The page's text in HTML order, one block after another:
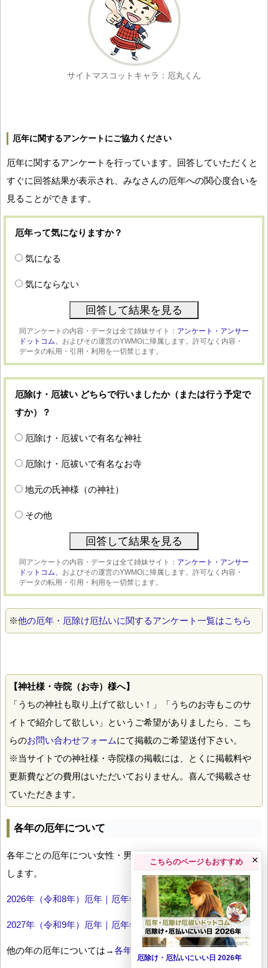
サイトマスコットキャラ：厄丸くん
厄年に関するアンケートにご協力ください
厄年に関するアンケートを行っています。回答していただくと
すぐに回答結果が表示され、みなさんの厄年への関心度合いを
見ることができます。
厄年って気になりますか？
気になる
気にならない
同アンケートの内容・データは全て姉妹サイト： アンケート・アンサー
ドットコム、 およびその運営のYWMOに帰属します。許可なく内容・
データの転用・引用・利用を一切禁じます。
厄除け・厄祓い どちらで行いましたか（または行う予定で
すか）？
厄除け・厄祓いで有名な神社
厄除け・厄祓いで有名なお寺
地元の氏神様（の神社）
その他
同アンケートの内容・データは全て姉妹サイト： アンケート・アンサー
ドットコム、 およびその運営のYWMOに帰属します。許可なく内容・
データの転用・引用・利用を一切禁じます。
※他の厄年・厄除け厄払いに関するアンケート一覧はこちら
【神社様・寺院（お寺）様へ】
「うちの神社も取り上げて欲しい！」「うちのお寺もこのサ
イトで紹介して欲しい」というご希望がありましたら、こち
らのお問い合わせフォームにて掲載のご希望送付下さい。
※当サイトでの神社様・寺院様の掲載には、とくに掲載料や
更新費などの費用はいただいておりません。喜んで掲載させ
ていただきます。
各年の厄年について
各年ごとの厄年につい女性・男性の年齢早見表とともにお伝え
します。
2026年（令和8年）厄年｜厄年年齢早見表
2027年（令和9年）厄年｜厄年年齢早見表
他の年の厄年については→各年厄年一覧
こちらのページもおすすめ
厄除け・厄払いにいい日 2026年
×